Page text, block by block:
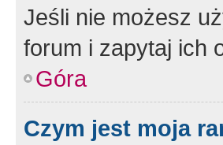
Jeśli nie możesz
forum i zapytaj ich
Góra
Czym jest moja